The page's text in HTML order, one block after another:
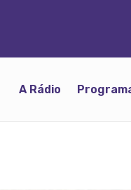
A Rádio